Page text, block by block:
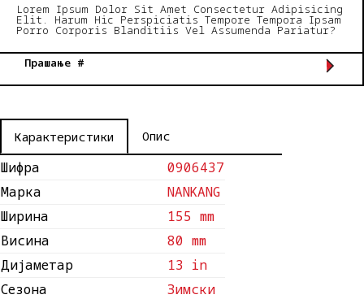
Lorem Ipsum Dolor Sit Amet Consectetur Adipisicing
Elit. Harum Hic Perspiciatis Tempore Tempora Ipsam
Porro Corporis Blanditiis Vel Assumenda Pariatur?
Прашање #
Карактеристики Опис
Шифра
0906437
Марка
NANKANG
Ширина
155 mm
Висина
80 mm
Дијаметар
13 in
Сезона
Зимски